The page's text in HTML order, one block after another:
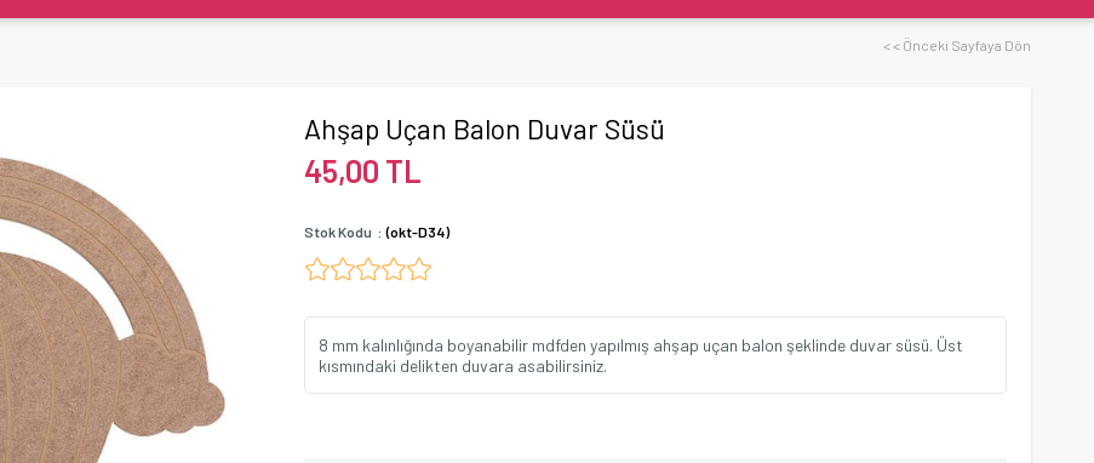
< < Önceki Sayfaya Dön
Ahşap Uçan Balon Duvar Süsü
45,00 TL
Stok Kodu (okt-D34)
8 mm kalınlığında boyanabilir mdfden yapılmış ahşap uçan balon şeklinde duvar süsü. Üst
kısmındaki delikten duvara asabilirsiniz.